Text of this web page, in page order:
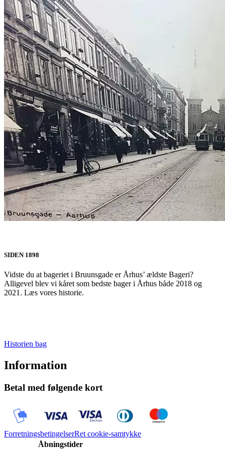
SIDEN 1898
Vidste du at bageriet i Bruunsgade er Århus’ ældste Bageri?
Alligevel blev vi kåret som bedste bager i Århus både 2018 og
2021. Læs vores historie.
Historien bag
Information
Betal med følgende kort
ForretningsbetingelserRet cookie-samtykke
Åbningstider